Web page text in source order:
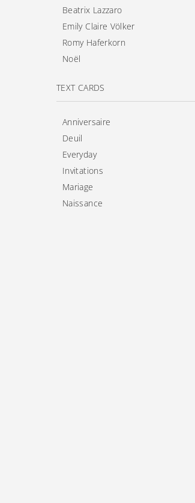
Beatrix Lazzaro
Emily Claire Völker
Romy Haferkorn
Noël
TEXT CARDS
Anniversaire
Deuil
Everyday
Invitations
Mariage
Naissance